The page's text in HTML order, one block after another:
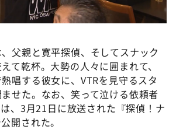
父親と寛平探偵、そしてスナック
て乾杯。大勢の人々に囲まれて、
唱する彼女に、VTRを見守るスタ
せた。なお、笑って泣ける依頼者
、3月21日に放送された『探偵！ナ
開された。